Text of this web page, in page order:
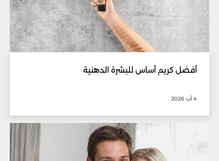
أفضل كريم أساس للبشرة الدهنية
4 آب 2026